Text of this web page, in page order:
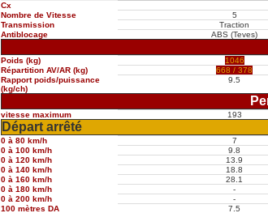
Cx
Nombre de Vitesse
5
Transmission
Traction
Antiblocage
ABS (Teves)
Poids (kg) 1046
Répartition AV/AR (kg)
668 / 378
Rapport poids/puissance
(kg/ch)
9.5
vitesse maximum 193
Départ arrêté
0 à 80 km/h 7
0 à 100 km/h
9.8
0 à 120 km/h
13.9
0 à 140 km/h
18.8
0 à 160 km/h
28.1
0 à 180 km/h
-
0 à 200 km/h
-
100 mètres DA
7.5